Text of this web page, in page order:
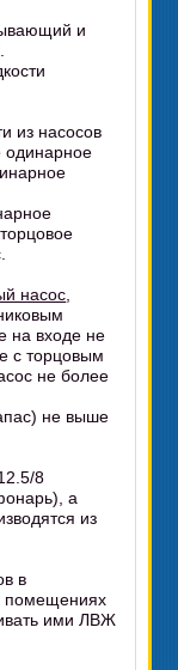
и
из насосов
одинарное
насос
на входе не
с торцовым
не более
не выше
8
а
из
в
помещениях
ими ЛВЖ